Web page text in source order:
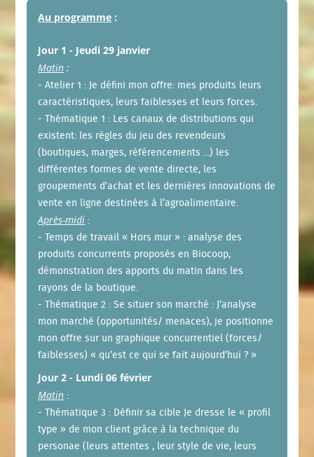
Au programme :
Jour 1 - Jeudi 29 janvier
Matin :
- Atelier 1 : Je défini mon offre: mes produits leurs
caractéristiques, leurs faiblesses et leurs forces.
- Thématique 1 : Les canaux de distributions qui
existent: les règles du jeu des revendeurs
(boutiques, marges, référencements ...) les
différentes formes de vente directe, les
groupements d’achat et les dernières innovations de
vente en ligne destinées à l’agroalimentaire.
Après-midi :
- Temps de travail « Hors mur » : analyse des
produits concurrents proposés en Biocoop,
démonstration des apports du matin dans les
rayons de la boutique.
- Thématique 2 : Se situer son marché : J’analyse
mon marché (opportunités/ menaces), je positionne
mon offre sur un graphique concurrentiel (forces/
faiblesses) « qu’est ce qui se fait aujourd’hui ? »
Jour 2 - Lundi 06 février
Matin :
- Thématique 3 : Définir sa cible Je dresse le « profil
type » de mon client grâce à la technique du
personae (leurs attentes , leur style de vie, leurs